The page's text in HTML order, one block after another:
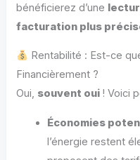
bénéficierez d’une
facturation plus
Rentabilité : Est-ce
Financièrement ?
Oui, souvent oui ! Voici
Économies
l’énergie restent